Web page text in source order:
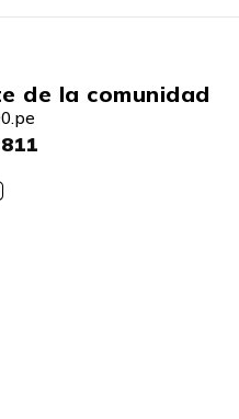
de la comunidad